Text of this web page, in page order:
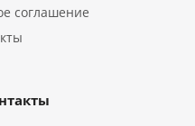
соглашение